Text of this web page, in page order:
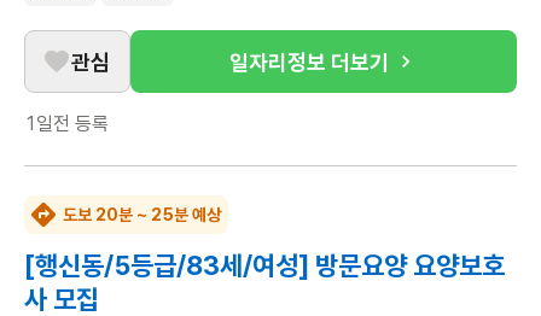
관심 일자리정보 더보기
1일전 등록
도보 20분 ~ 25분 예상
[행신동/5등급/83세/여성] 방문요양 요양보호
사 모집